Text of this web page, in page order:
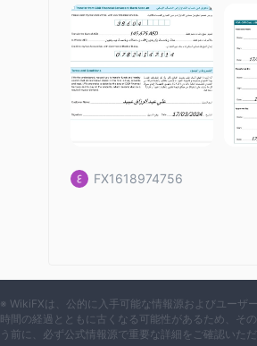
カスタマーサポート
Ajman Bankは、お問い合わせやサ
ライン800-22を提供しています。
Ajman Bankは、以下をカバーする
護、サイバー詐欺防止などに関する
結論
結論として、Ajman Bankは提供す
FX1618974756
※ WikiFXは、公的に入手可能な情報源およびユーザ
時間の経過とともに古くなる可能性があるため、そ
う前に、必ず公式情報源で重要な詳細をご確認いた